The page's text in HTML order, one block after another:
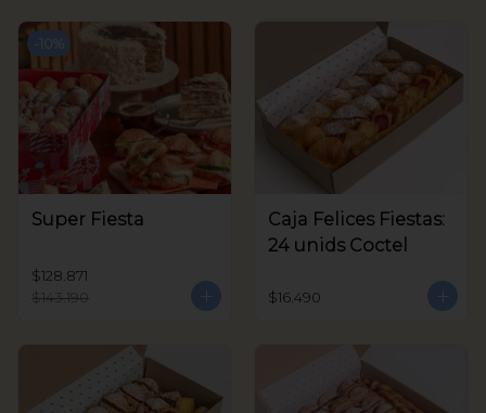
10 %
Super Fiesta
$128.871
$143.190
Caja Felices Fiestas:
24 unids Coctel
$16.490